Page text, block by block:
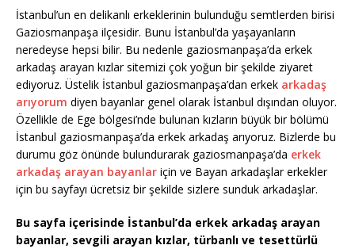
İstanbul’un en delikanlı erkeklerinin bulunduğu semtlerden birisi
Gaziosmanpaşa ilçesidir. Bunu İstanbul’da yaşayanların
neredeyse hepsi bilir. Bu nedenle gaziosmanpaşa’da erkek
arkadaş arayan kızlar sitemizi çok yoğun bir şekilde ziyaret
ediyoruz. Üstelik İstanbul gaziosmanpaşa’dan erkek arkadaş
arıyorum diyen bayanlar genel olarak İstanbul dışından oluyor.
Özellikle de Ege bölgesi’nde bulunan kızların büyük bir bölümü
İstanbul gaziosmanpaşa’da erkek arkadaş arıyoruz. Bizlerde bu
durumu göz önünde bulundurarak gaziosmanpaşa’da erkek
arkadaş arayan bayanlar için ve Bayan arkadaşlar erkekler
için bu sayfayı ücretsiz bir şekilde sizlere sunduk arkadaşlar.
Bu sayfa içerisinde İstanbul’da erkek arkadaş arayan
bayanlar, sevgili arayan kızlar, türbanlı ve tesettürlü